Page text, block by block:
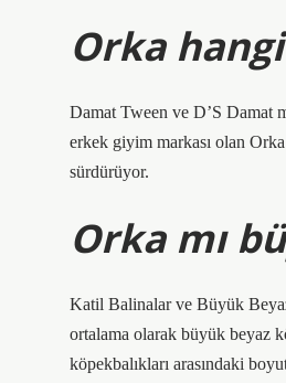
Orka
Damat Tween ve D’S Damat
erkek giyim markası olan
sürdürüyor.
Orka mı
Katil Balinalar ve Büyük
ortalama olarak büyük beyaz
köpekbalıkları arasındaki